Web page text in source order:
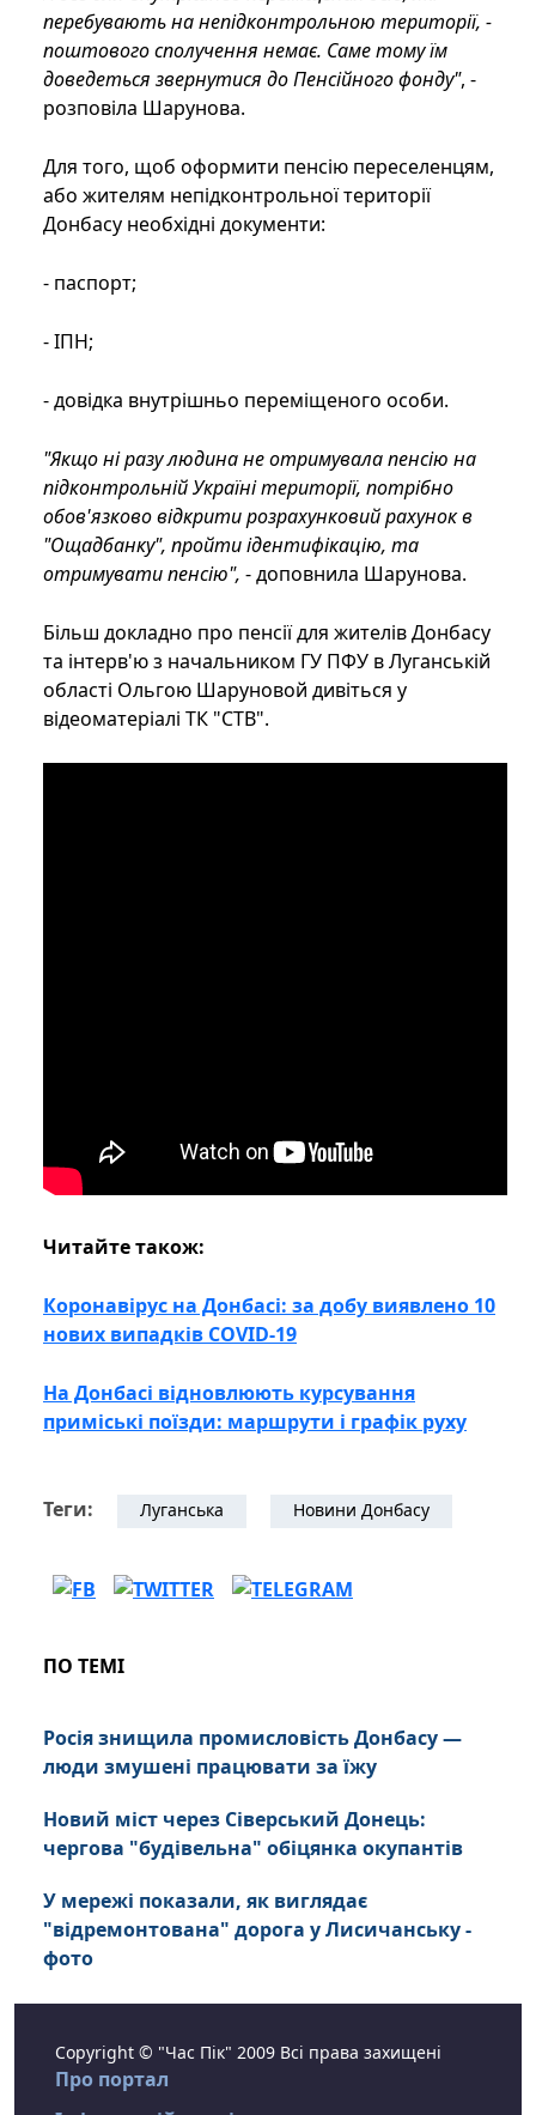
перебувають на непідконтрольною території, -
поштового сполучення немає. Саме тому їм
доведеться звернутися до Пенсійного фонду", -
розповіла Шарунова.
Для того, щоб оформити пенсію переселенцям,
або жителям непідконтрольної території
Донбасу необхідні документи:
- паспорт;
- ІПН;
- довідка внутрішньо переміщеного особи.
"Якщо ні разу людина не отримувала пенсію на
підконтрольній Україні території, потрібно
обов'язково відкрити розрахунковий рахунок в
"Ощадбанку", пройти ідентифікацію, та
отримувати пенсію", - доповнила Шарунова.
Більш докладно про пенсії для жителів Донбасу
та інтерв'ю з начальником ГУ ПФУ в Луганській
області Ольгою Шаруновой дивіться у
відеоматеріалі ТК "СТВ".
Читайте також:
Коронавірус на Донбасі: за добу виявлено 10
нових випадків COVID-19
На Донбасі відновлюють курсування
приміські поїзди: маршрути і графік руху
Теги: Луганська Новини Донбасу
ПО ТЕМІ
Росія знищила промисловість Донбасу —
люди змушені працювати за їжу
Новий міст через Сіверський Донець:
чергова "будівельна" обіцянка окупантів
У мережі показали, як виглядає
"відремонтована" дорога у Лисичанську -
фото
Copyright © "Час Пік" 2009 Всі права захищені
Про портал